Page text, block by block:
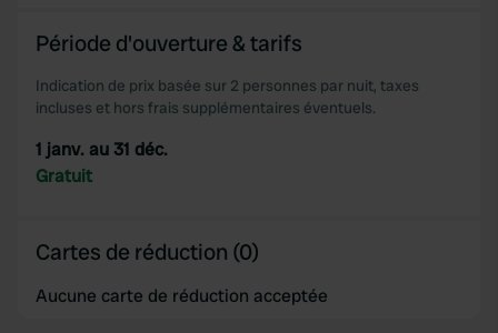
our social media, advertising and analytics partners who
provided to them or that they’ve collected from your use
Période d'ouverture & tarifs
Indication de prix basée sur 2 personnes par nuit, taxes
incluses et hors frais supplémentaires éventuels.
1 janv. au 31 déc.
Gratuit
Cartes de réduction (0)
Aucune carte de réduction acceptée